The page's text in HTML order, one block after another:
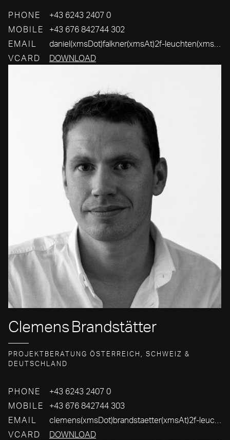
PHONE
+43 6243 2407 0
MOBILE
+43 676 842744 302
EMAIL
daniel(xmsDot)falkner(xmsAt)2f-leuchten(xmsDot)com
VCARD
DOWNLOAD
Clemens Brandstätter
PROJEKTBERATUNG ÖSTERREICH, SCHWEIZ &
DEUTSCHLAND
PHONE
+43 6243 2407 0
MOBILE
+43 676 842744 303
EMAIL
clemens(xmsDot)brandstaetter(xmsAt)2f-leuchten(xmsDot)com
VCARD
DOWNLOAD